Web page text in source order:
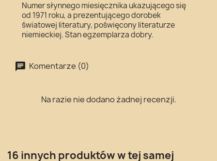
Numer słynnego miesięcznika ukazującego się
od 1971 roku, a prezentującego dorobek
światowej literatury, poświęcony literaturze
niemieckiej. Stan egzemplarza dobry.
Komentarze (0)
Na razie nie dodano żadnej recenzji.
16 innych produktów w tej samej